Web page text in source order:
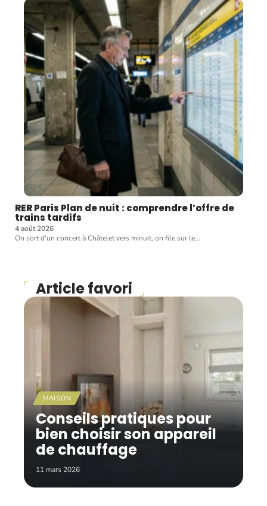
RER Paris Plan de nuit : comprendre l’offre de
trains tardifs
4 août 2026
On sort d'un concert à Châtelet vers minuit, on file sur le…
Article favori
MAISON
Conseils pratiques pour
bien choisir son appareil
de chauffage
11 mars 2026